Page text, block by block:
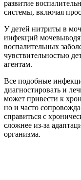
развитие
системы, включая
У детей нитриты в
инфекций
воспалительных
чувствительностью
агентам.
Все подобные
диагностировать и
может привести к
но и часто
справиться с
сложнее из-за
организма.